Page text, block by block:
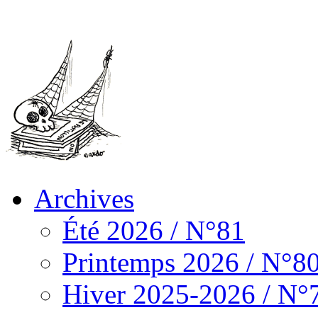
Archives
Été 2026 / N°81
Printemps 2026 /
Hiver 2025-2026 /